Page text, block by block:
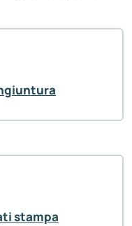
stampa